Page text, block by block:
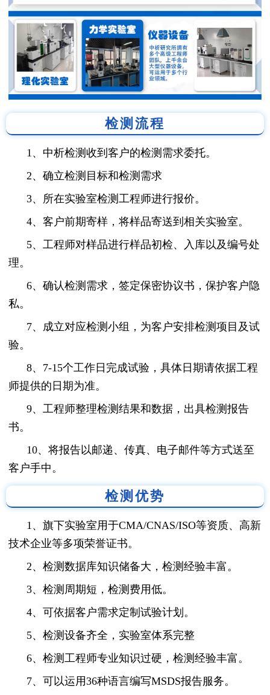
检测流程
1、中析检测收到客户的检测需求委托。
2、确立检测目标和检测需求
3、所在实验室检测工程师进行报价。
4、客户前期寄样，将样品寄送到相关实验室。
5、工程师对样品进行样品初检、入库以及编号处
理。
6、确认检测需求，签定保密协议书，保护客户隐
私。
7、成立对应检测小组，为客户安排检测项目及试
验。
8、7-15个工作日完成试验，具体日期请依据工程
师提供的日期为准。
9、工程师整理检测结果和数据，出具检测报告
书。
10、将报告以邮递、传真、电子邮件等方式送至
客户手中。
检测优势
1、旗下实验室用于CMA/CNAS/ISO等资质、高新
技术企业等多项荣誉证书。
2、检测数据库知识储备大，检测经验丰富。
3、检测周期短，检测费用低。
4、可依据客户需求定制试验计划。
5、检测设备齐全，实验室体系完整
6、检测工程师专业知识过硬，检测经验丰富。
7、可以运用36种语言编写MSDS报告服务。